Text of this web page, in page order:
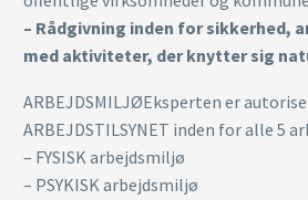
– Rådgivning inden for sikkerhed,
med aktiviteter, der knytter sig
ARBEJDSMILJØEksperten er
ARBEJDSTILSYNET inden for alle 5
– FYSISK arbejdsmiljø
– PSYKISK arbejdsmiljø